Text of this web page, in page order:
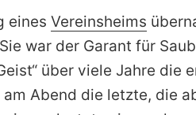
einesVereinsheims
war der Garant für
über viele Jahre die
Abend die letzte, die